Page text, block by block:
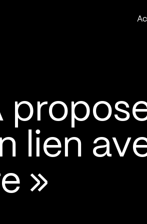
lien
»